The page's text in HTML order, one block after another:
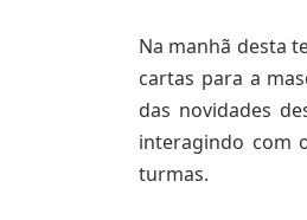
Na manhã desta
cartas para a
das novidades
interagindo com
turmas.